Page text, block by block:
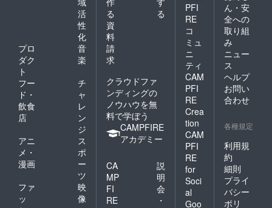
活
性
化
プロ
ダク
ト
音
楽
フー
ド・
飲食
店
チ
ャ
レ
ン
ジ
アニ
メ・
漫画
ス
ポ
ー
ツ
ファ
ッ
映
像
る
る
資
料
請
求
クラウドファ
ンディングの
ノウハウを無
料で学ぼう
CAMPFIRE
アカデミー
CA
MP
FI
RE
説
明
会
・
PFI
RE
コ
ミュ
ニ
ティ
CAM
PFI
RE
Crea
tion
CAM
PFI
RE
for
Soci
al
Goo
ん・安
全への
取り組
み
ニュー
ス
ヘルプ
お問い
合わせ
各種規定
利用規
約
細則
プライ
バシー
ポリ